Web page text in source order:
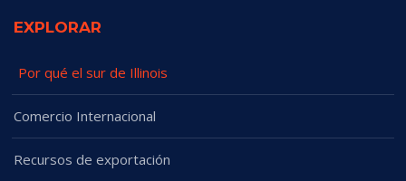
EXPLORAR
Por qué el sur de Illinois
Comercio Internacional
Recursos de exportación